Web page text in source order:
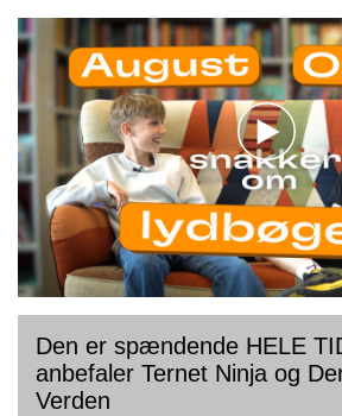
Den er spændende HELE
anbefaler Ternet Ninja og
Verden